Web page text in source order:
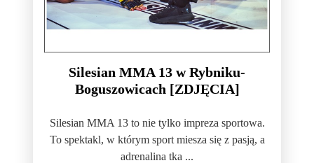
Silesian MMA 13 w Rybniku-
Boguszowicach [ZDJĘCIA]
Silesian MMA 13 to nie tylko impreza sportowa.
To spektakl, w którym sport miesza się z pasją, a
adrenalina tka ...